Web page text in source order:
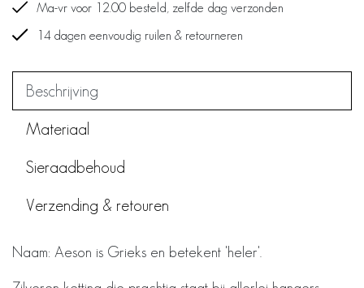
Ma-vr voor 12.00 besteld, zelfde dag verzonden
14 dagen eenvoudig ruilen & retourneren
Beschrijving
Materiaal
Sieraadbehoud
Verzending & retouren
Naam: Aeson is Grieks en betekent 'heler'.